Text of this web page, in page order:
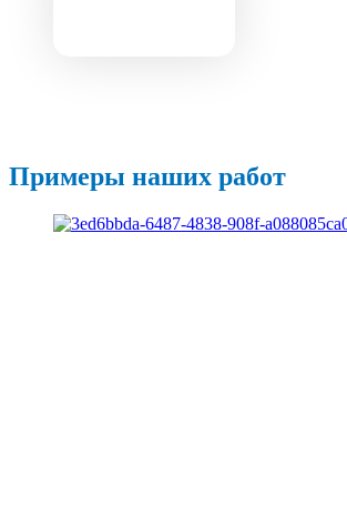
Примеры наших работ